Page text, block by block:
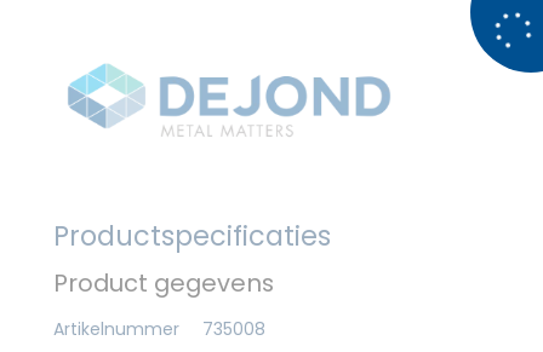
Productspecificaties
Product gegevens
Artikelnummer 735008